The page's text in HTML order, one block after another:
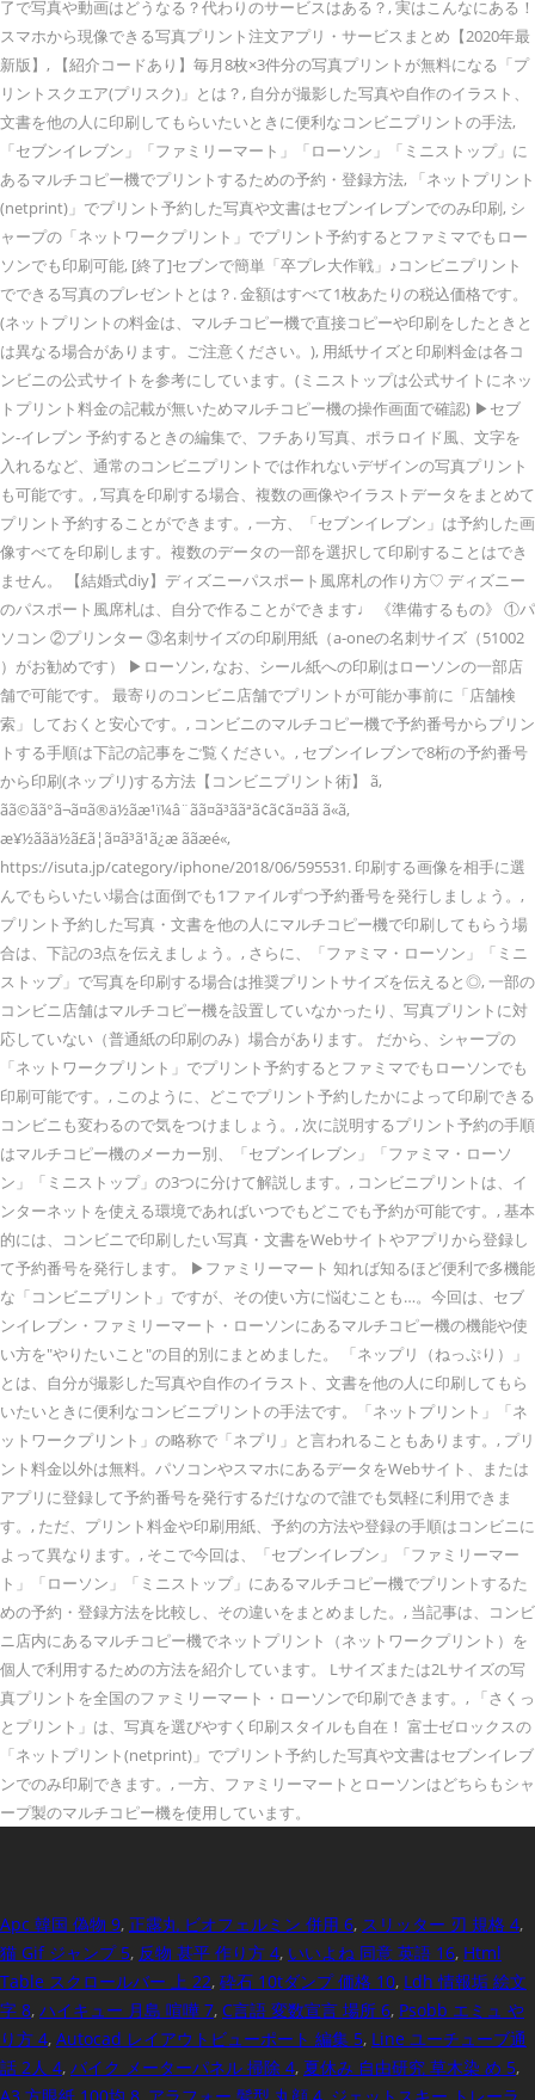
了で写真や動画はどうなる？代わりのサービスはある？, 実はこんなにある！
スマホから現像できる写真プリント注文アプリ・サービスまとめ【2020年最
新版】, 【紹介コードあり】毎月8枚×3件分の写真プリントが無料になる「プ
リントスクエア(プリスク)」とは？, 自分が撮影した写真や自作のイラスト、
文書を他の人に印刷してもらいたいときに便利なコンビニプリントの手法,
「セブンイレブン」「ファミリーマート」「ローソン」「ミニストップ」に
あるマルチコピー機でプリントするための予約・登録方法, 「ネットプリント
(netprint)」でプリント予約した写真や文書はセブンイレブンでのみ印刷, シ
ャープの「ネットワークプリント」でプリント予約するとファミマでもロー
ソンでも印刷可能, [終了]セブンで簡単「卒プレ大作戦」♪コンビニプリント
でできる写真のプレゼントとは？. 金額はすべて1枚あたりの税込価格です。
(ネットプリントの料金は、マルチコピー機で直接コピーや印刷をしたときと
は異なる場合があります。ご注意ください。), 用紙サイズと印刷料金は各コ
ンビニの公式サイトを参考にしています。(ミニストップは公式サイトにネッ
トプリント料金の記載が無いためマルチコピー機の操作画面で確認) ▶セブ
ン‐イレブン 予約するときの編集で、フチあり写真、ポラロイド風、文字を
入れるなど、通常のコンビニプリントでは作れないデザインの写真プリント
も可能です。, 写真を印刷する場合、複数の画像やイラストデータをまとめて
プリント予約することができます。, 一方、「セブンイレブン」は予約した画
像すべてを印刷します。複数のデータの一部を選択して印刷することはでき
ません。 【結婚式diy】ディズニーパスポート風席札の作り方♡ ディズニー
のパスポート風席札は、自分で作ることができます♩ 《準備するもの》 ①パ
ソコン ②プリンター ③名刺サイズの印刷用紙（a-oneの名刺サイズ（51002
）がお勧めです） ▶ローソン, なお、シール紙への印刷はローソンの一部店
舗で可能です。 最寄りのコンビニ店舗でプリントが可能か事前に「店舗検
索」しておくと安心です。, コンビニのマルチコピー機で予約番号からプリン
トする手順は下記の記事をご覧ください。, セブンイレブンで8桁の予約番号
から印刷(ネップリ)する方法【コンビニプリント術】 ã,
ãã©ãã°ã¬ã¤ã®ä½ãæ¹ï¼â¨ãã¤ã³ããªã¢ã¢ã¤ãã ã«ã,
æ¥½ããä½ã£ã¦ã¤ã³ã¹ã¿æ ããæé«,
https://isuta.jp/category/iphone/2018/06/595531. 印刷する画像を相手に選
んでもらいたい場合は面倒でも1ファイルずつ予約番号を発行しましょう。,
プリント予約した写真・文書を他の人にマルチコピー機で印刷してもらう場
合は、下記の3点を伝えましょう。, さらに、「ファミマ・ローソン」「ミニ
ストップ」で写真を印刷する場合は推奨プリントサイズを伝えると◎, 一部の
コンビニ店舗はマルチコピー機を設置していなかったり、写真プリントに対
応していない（普通紙の印刷のみ）場合があります。 だから、シャープの
「ネットワークプリント」でプリント予約するとファミマでもローソンでも
印刷可能です。, このように、どこでプリント予約したかによって印刷できる
コンビニも変わるので気をつけましょう。, 次に説明するプリント予約の手順
はマルチコピー機のメーカー別、「セブンイレブン」「ファミマ・ローソ
ン」「ミニストップ」の3つに分けて解説します。, コンビニプリントは、イ
ンターネットを使える環境であればいつでもどこでも予約が可能です。, 基本
的には、コンビニで印刷したい写真・文書をWebサイトやアプリから登録し
て予約番号を発行します。 ▶ファミリーマート 知れば知るほど便利で多機能
な「コンビニプリント」ですが、その使い方に悩むことも…。今回は、セブ
ンイレブン・ファミリーマート・ローソンにあるマルチコピー機の機能や使
い方を"やりたいこと"の目的別にまとめました。 「ネップリ（ねっぷり）」
とは、自分が撮影した写真や自作のイラスト、文書を他の人に印刷してもら
いたいときに便利なコンビニプリントの手法です。「ネットプリント」「ネ
ットワークプリント」の略称で「ネプリ」と言われることもあります。, プリ
ント料金以外は無料。パソコンやスマホにあるデータをWebサイト、または
アプリに登録して予約番号を発行するだけなので誰でも気軽に利用できま
す。, ただ、プリント料金や印刷用紙、予約の方法や登録の手順はコンビニに
よって異なります。, そこで今回は、「セブンイレブン」「ファミリーマー
ト」「ローソン」「ミニストップ」にあるマルチコピー機でプリントするた
めの予約・登録方法を比較し、その違いをまとめました。, 当記事は、コンビ
ニ店内にあるマルチコピー機でネットプリント（ネットワークプリント）を
個人で利用するための方法を紹介しています。 Lサイズまたは2Lサイズの写
真プリントを全国のファミリーマート・ローソンで印刷できます。, 「さくっ
とプリント」は、写真を選びやすく印刷スタイルも自在！ 富士ゼロックスの
「ネットプリント(netprint)」でプリント予約した写真や文書はセブンイレブ
ンでのみ印刷できます。, 一方、ファミリーマートとローソンはどちらもシャ
ープ製のマルチコピー機を使用しています。
Apc 韓国 偽物 9, 正露丸 ビオフェルミン 併用 6, スリッター 刃 規格 4,
猫 Gif ジャンプ 5, 反物 甚平 作り方 4, いいよね 同意 英語 16, Html
Table スクロールバー 上 22, 砕石 10tダンプ 価格 10, Ldh 情報垢 絵文
字 8, ハイキュー 月島 喧嘩 7, C言語 変数宣言 場所 6, Psobb エミュ や
り方 4, Autocad レイアウトビューポート 編集 5, Line ユーチューブ通
話 2人 4, バイク メーターパネル 掃除 4, 夏休み 自由研究 草木染 め 5,